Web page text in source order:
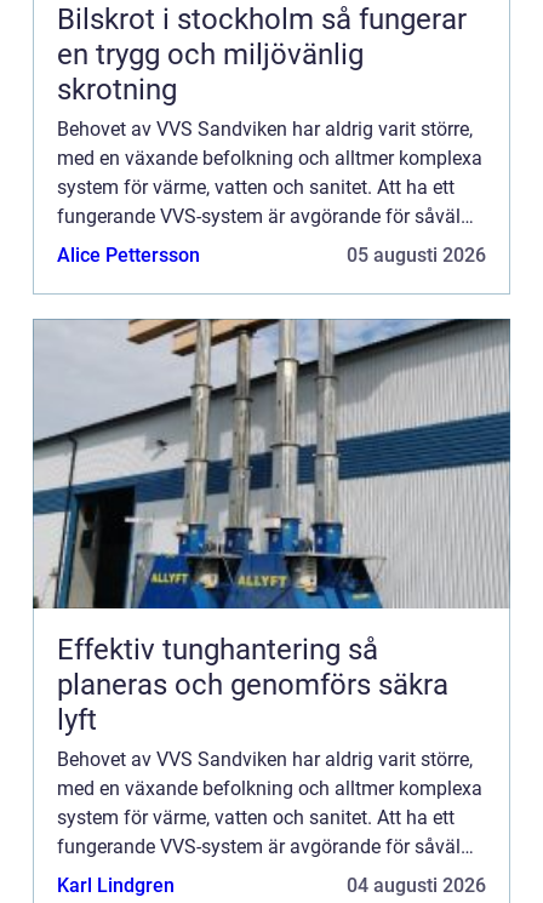
Bilskrot i stockholm så fungerar
en trygg och miljövänlig
skrotning
Behovet av VVS Sandviken har aldrig varit större,
med en växande befolkning och alltmer komplexa
system för värme, vatten och sanitet. Att ha ett
fungerande VVS-system är avgörande för såväl
boende som f&...
Alice Pettersson 05 augusti 2026
Effektiv tunghantering så
planeras och genomförs säkra
lyft
Behovet av VVS Sandviken har aldrig varit större,
med en växande befolkning och alltmer komplexa
system för värme, vatten och sanitet. Att ha ett
fungerande VVS-system är avgörande för såväl
boende som f&...
Karl Lindgren 04 augusti 2026